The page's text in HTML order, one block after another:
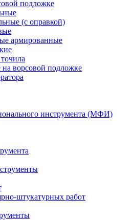
подложке
(с оправкой)
армированные
ворсовой подложке
инструмента (МФИ)
штукатурных работ